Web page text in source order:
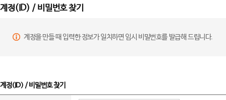
계정(ID) / 비밀번호 찾기
계정을 만들 때 입력한 정보가 일치하면 임시 비밀번호를 발급해 드립니다.
계정(ID) / 비밀번호 찾기